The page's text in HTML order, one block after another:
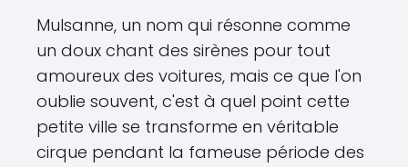
Mulsanne, un nom qui résonne comme
un doux chant des sirènes pour tout
amoureux des voitures, mais ce que l'on
oublie souvent, c'est à quel point cette
petite ville se transforme en véritable
cirque pendant la fameuse période des